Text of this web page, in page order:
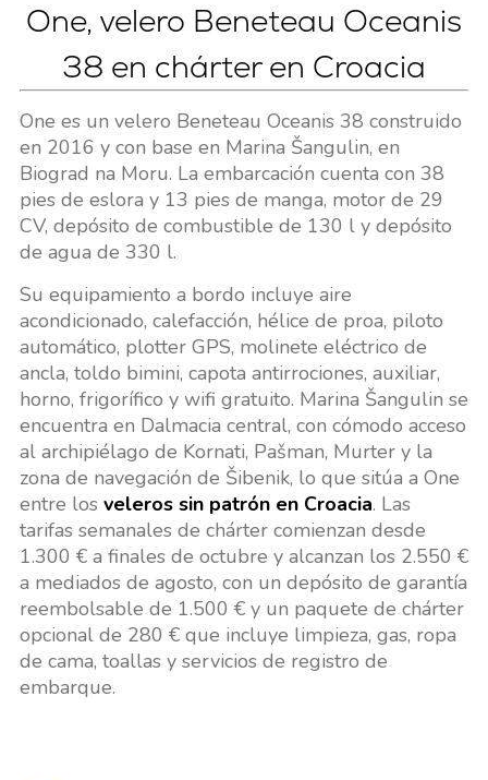
One, velero Beneteau Oceanis
38 en chárter en Croacia
One es un velero Beneteau Oceanis 38 construido
en 2016 y con base en Marina Šangulin, en
Biograd na Moru. La embarcación cuenta con 38
pies de eslora y 13 pies de manga, motor de 29
CV, depósito de combustible de 130 l y depósito
de agua de 330 l.
Su equipamiento a bordo incluye aire
acondicionado, calefacción, hélice de proa, piloto
automático, plotter GPS, molinete eléctrico de
ancla, toldo bimini, capota antirrociones, auxiliar,
horno, frigorífico y wifi gratuito. Marina Šangulin se
encuentra en Dalmacia central, con cómodo acceso
al archipiélago de Kornati, Pašman, Murter y la
zona de navegación de Šibenik, lo que sitúa a One
entre los veleros sin patrón en Croacia. Las
tarifas semanales de chárter comienzan desde
1.300 € a finales de octubre y alcanzan los 2.550 €
a mediados de agosto, con un depósito de garantía
reembolsable de 1.500 € y un paquete de chárter
opcional de 280 € que incluye limpieza, gas, ropa
de cama, toallas y servicios de registro de
embarque.